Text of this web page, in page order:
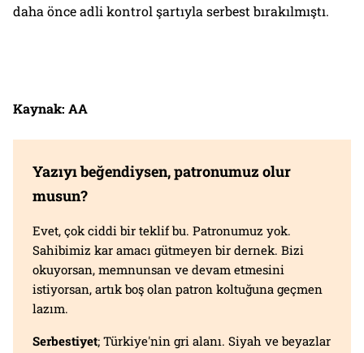
daha önce adli kontrol şartıyla serbest bırakılmıştı.
Kaynak: AA
Yazıyı beğendiysen, patronumuz olur
musun?
Evet, çok ciddi bir teklif bu. Patronumuz yok.
Sahibimiz kar amacı gütmeyen bir dernek. Bizi
okuyorsan, memnunsan ve devam etmesini
istiyorsan, artık boş olan patron koltuğuna geçmen
lazım.
Serbestiyet; Türkiye'nin gri alanı. Siyah ve beyazlar